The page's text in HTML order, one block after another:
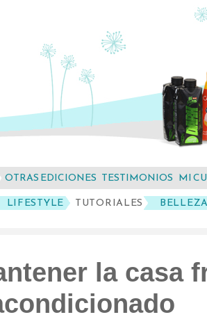
LIFESTYLE TUTORIALES BELLEZA
OTRAS EDICIONES TESTIMONIOS MI
la casa